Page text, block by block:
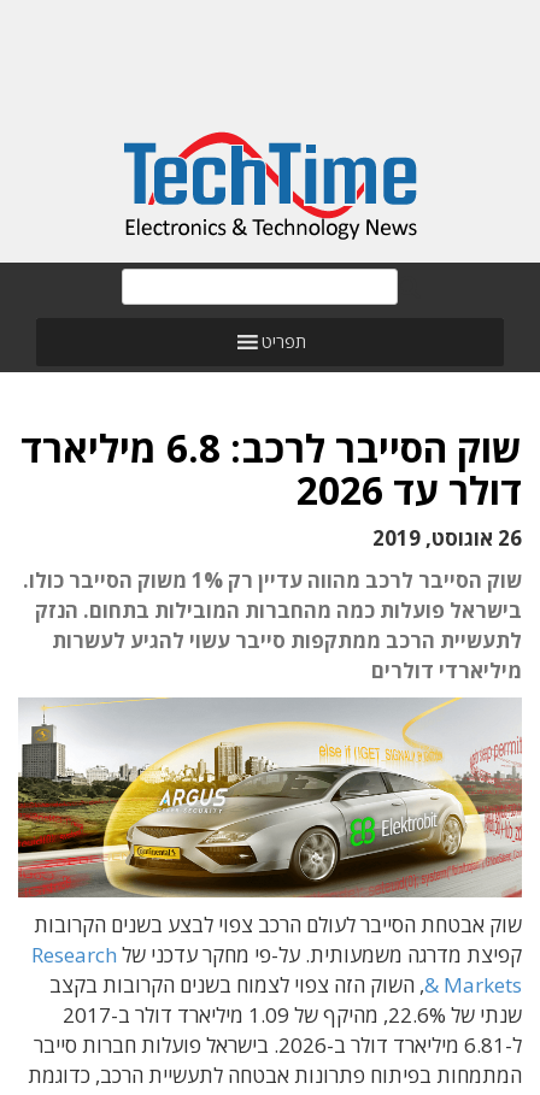
תפריט
שוק הסייבר לרכב: 6.8 מיליארד
דולר עד 2026
26 אוגוסט, 2019
שוק הסייבר לרכב מהווה עדיין רק 1% משוק הסייבר כולו.
בישראל פועלות כמה מהחברות המובילות בתחום. הנזק
לתעשיית הרכב ממתקפות סייבר עשוי להגיע לעשרות
מיליארדי דולרים
שוק אבטחת הסייבר לעולם הרכב צפוי לבצע בשנים הקרובות
קפיצת מדרגה משמעותית. על-פי מחקר עדכני של Research
& Markets, השוק הזה צפוי לצמוח בשנים הקרובות בקצב
שנתי של 22.6%, מהיקף של 1.09 מיליארד דולר ב-2017
ל-6.81 מיליארד דולר ב-2026. בישראל פועלות חברות סייבר
המתמחות בפיתוח פתרונות אבטחה לתעשיית הרכב, כדוגמת